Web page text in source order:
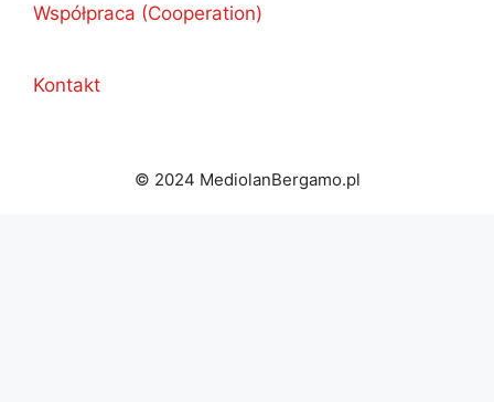
Współpraca (Cooperation)
Kontakt
© 2024 MediolanBergamo.pl